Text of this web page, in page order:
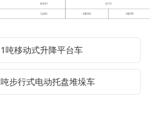
吨移动式升降平台车
步行式电动托盘堆垛车